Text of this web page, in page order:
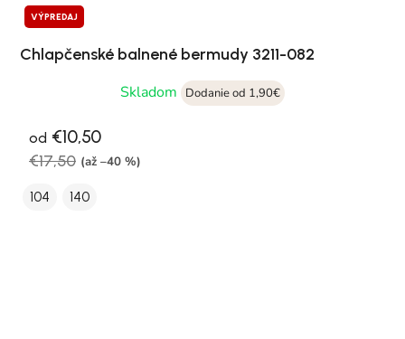
VÝPREDAJ
Chlapčenské balnené bermudy 3211-082
Skladom
Dodanie od 1,90€
od €10,50
€17,50 (až –40 %)
104 140